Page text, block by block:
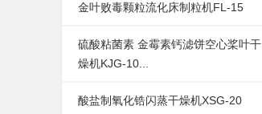
金叶败毒颗粒流化床制粒机FL-15
硫酸粘菌素 金霉素钙滤饼空心桨叶干
燥机KJG-10...
酸盐制氧化锆闪蒸干燥机XSG-20